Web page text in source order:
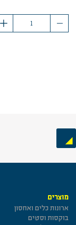
Previous
מוצרים
ארונות כלים ואחסון
בוקסות וסטים